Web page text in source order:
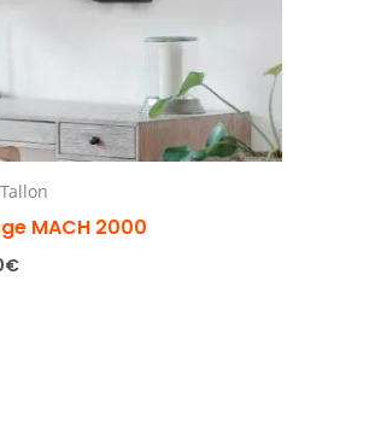
MACH 2000
€